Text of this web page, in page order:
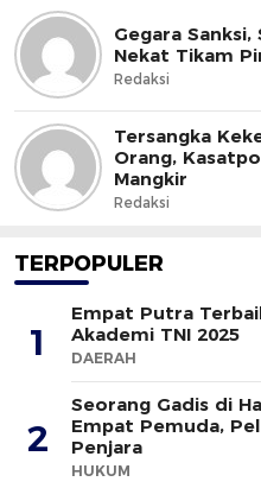
Gegara Sanksi,
Nekat Tikam
Redaksi
Tersangka
Orang,
Mangkir
Redaksi
TERPOPULER
1
Empat Putra
Akademi TNI 2025
DAERAH
2
Seorang Gadis di
Empat Pemuda,
Penjara
HUKUM